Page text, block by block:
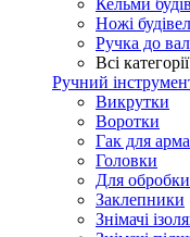
Кельми
Ножі
Ручка до
Всі
Ручний
Викрутки
Воротки
Гак для
Головки
Для
Заклепники
Знімачі